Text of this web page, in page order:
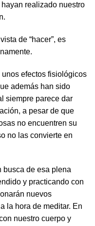
realizado nuestro
de “hacer”, es
efectos fisiológicos
además han sido
siempre parece dar
a pesar de que
no encuentren su
no las convierte en
busca de esa plena
y practicando con
nuevos
la hora de meditar. En
nuestro cuerpo y